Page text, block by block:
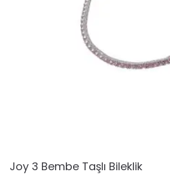
Joy 3 Bembe Taşlı Bileklik